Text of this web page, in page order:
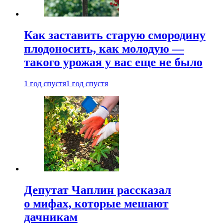
Как заставить старую смородину
плодоносить, как молодую —
такого урожая у вас еще не было
1 год спустя1 год спустя
Депутат Чаплин рассказал
о мифах, которые мешают
дачникам